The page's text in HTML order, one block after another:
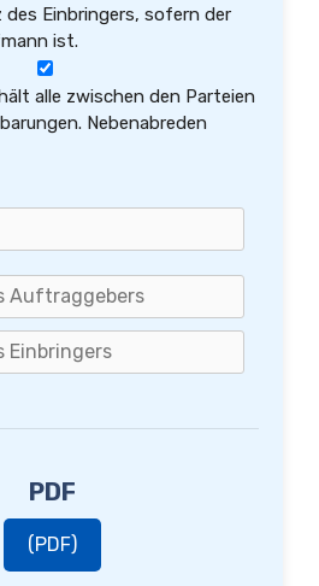
Einbringers, sofern der
ist.
alle zwischen den Parteien
Nebenabreden
PDF
(PDF)